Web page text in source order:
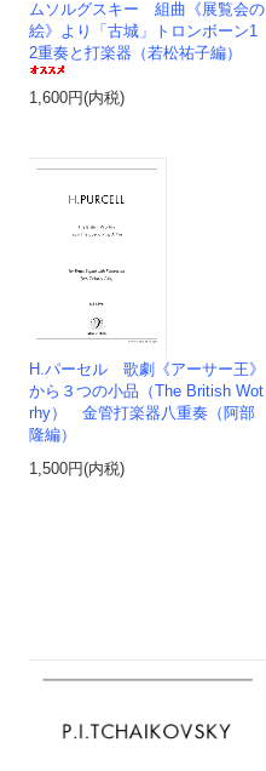
ムソルグスキー 組曲《展覧会の
絵》より「古城」トロンボーン1
2重奏と打楽器（若松祐子編）
1,600円(内税)
H.パーセル 歌劇《アーサー王》
から３つの小品（The British Wot
rhy） 金管打楽器八重奏（阿部
隆編）
1,500円(内税)